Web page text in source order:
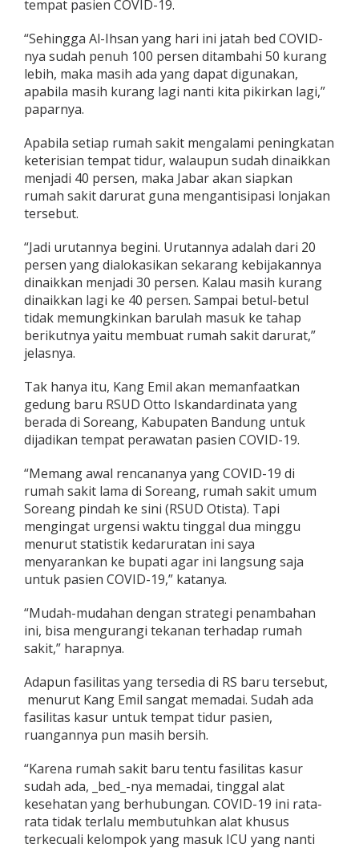
tempat pasien COVID-19.
“Sehingga Al-Ihsan yang hari ini jatah bed COVID-
nya sudah penuh 100 persen ditambahi 50 kurang
lebih, maka masih ada yang dapat digunakan,
apabila masih kurang lagi nanti kita pikirkan lagi,”
paparnya.
Apabila setiap rumah sakit mengalami peningkatan
keterisian tempat tidur, walaupun sudah dinaikkan
menjadi 40 persen, maka Jabar akan siapkan
rumah sakit darurat guna mengantisipasi lonjakan
tersebut.
“Jadi urutannya begini. Urutannya adalah dari 20
persen yang dialokasikan sekarang kebijakannya
dinaikkan menjadi 30 persen. Kalau masih kurang
dinaikkan lagi ke 40 persen. Sampai betul-betul
tidak memungkinkan barulah masuk ke tahap
berikutnya yaitu membuat rumah sakit darurat,”
jelasnya.
Tak hanya itu, Kang Emil akan memanfaatkan
gedung baru RSUD Otto Iskandardinata yang
berada di Soreang, Kabupaten Bandung untuk
dijadikan tempat perawatan pasien COVID-19.
“Memang awal rencananya yang COVID-19 di
rumah sakit lama di Soreang, rumah sakit umum
Soreang pindah ke sini (RSUD Otista). Tapi
mengingat urgensi waktu tinggal dua minggu
menurut statistik kedaruratan ini saya
menyarankan ke bupati agar ini langsung saja
untuk pasien COVID-19,” katanya.
“Mudah-mudahan dengan strategi penambahan
ini, bisa mengurangi tekanan terhadap rumah
sakit,” harapnya.
Adapun fasilitas yang tersedia di RS baru tersebut,
menurut Kang Emil sangat memadai. Sudah ada
fasilitas kasur untuk tempat tidur pasien,
ruangannya pun masih bersih.
“Karena rumah sakit baru tentu fasilitas kasur
sudah ada, _bed_-nya memadai, tinggal alat
kesehatan yang berhubungan. COVID-19 ini rata-
rata tidak terlalu membutuhkan alat khusus
terkecuali kelompok yang masuk ICU yang nanti